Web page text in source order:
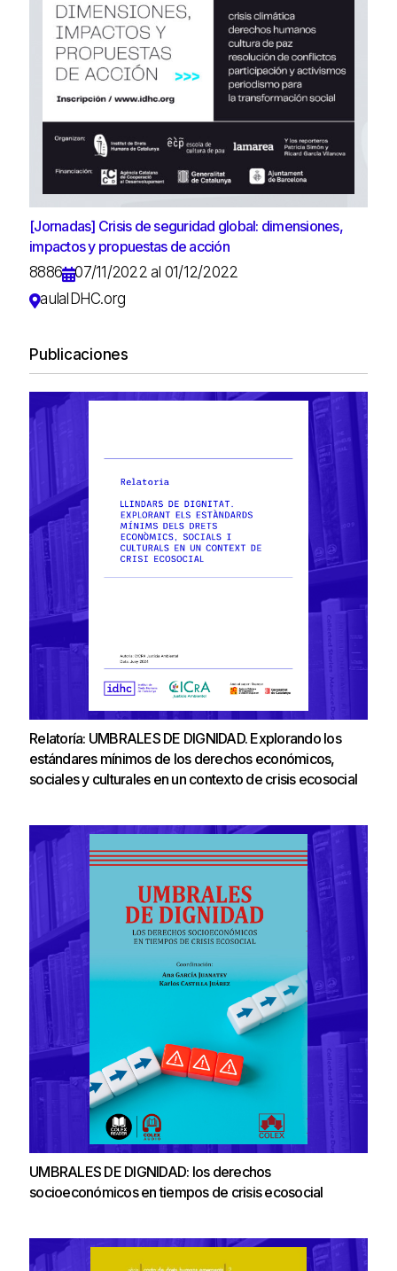
[Jornadas] Crisis de seguridad global: dimensiones,
impactos y propuestas de acción
8886
07/11/2022 al 01/12/2022
aulaIDHC.org
Publicaciones
Relatoría: UMBRALES DE DIGNIDAD. Explorando los
estándares mínimos de los derechos económicos,
sociales y culturales en un contexto de crisis ecosocial
UMBRALES DE DIGNIDAD: los derechos
socioeconómicos en tiempos de crisis ecosocial